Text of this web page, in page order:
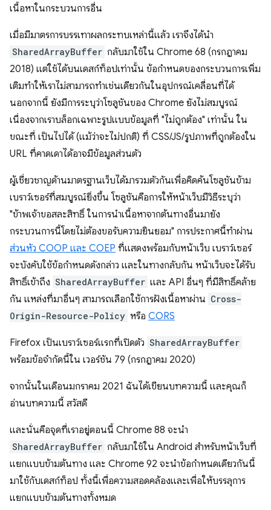
เนื้อหาในกระบวนการอื่น
เมื่อมีมาตรการบรรเทาผลกระทบเหล่านี้แล้ว เราจึงได้นำ
SharedArrayBuffer กลับมาใช้ใน Chrome 68 (กรกฎาคม
2018) แต่ใช้ได้บนเดสก์ท็อปเท่านั้น ข้อกำหนดของกระบวนการเพิ่ม
เติมทำให้เราไม่สามารถทำเช่นเดียวกันในอุปกรณ์เคลื่อนที่ได้
นอกจากนี้ ยังมีการระบุว่าโซลูชันของ Chrome ยังไม่สมบูรณ์
เนื่องจากเราบล็อกเฉพาะรูปแบบข้อมูลที่ "ไม่ถูกต้อง" เท่านั้น ใน
ขณะที่ เป็นไปได้ (แม้ว่าจะไม่ปกติ) ที่ CSS/JS/รูปภาพที่ถูกต้องใน
URL ที่คาดเดาได้อาจมีข้อมูลส่วนตัว
ผู้เชี่ยวชาญด้านมาตรฐานเว็บได้มารวมตัวกันเพื่อคิดค้นโซลูชันข้าม
เบราว์เซอร์ที่สมบูรณ์ยิ่งขึ้น โซลูชันคือการให้หน้าเว็บมีวิธีระบุว่า
"ข้าพเจ้าขอสละสิทธิ์ ในการนำเนื้อหาจากต้นทางอื่นมายัง
กระบวนการนี้โดยไม่ต้องขอรับความยินยอม" การประกาศนี้ทำผ่าน
ส่วนหัว COOP และ COEP ที่แสดงพร้อมกับหน้าเว็บ เบราว์เซอร์
จะบังคับใช้ข้อกำหนดดังกล่าว และในทางกลับกัน หน้าเว็บจะได้รับ
สิทธิ์เข้าถึง SharedArrayBuffer และ API อื่นๆ ที่มีสิทธิ์คล้าย
กัน แหล่งที่มาอื่นๆ สามารถเลือกใช้การฝังเนื้อหาผ่าน Cross-
Origin-Resource-Policy หรือ CORS
Firefox เป็นเบราว์เซอร์แรกที่เปิดตัว SharedArrayBuffer
พร้อมข้อจำกัดนี้ใน เวอร์ชัน 79 (กรกฎาคม 2020)
จากนั้นในเดือนมกราคม 2021 ฉันได้เขียนบทความนี้ และคุณก็
อ่านบทความนี้ สวัสดี
และนั่นคือจุดที่เราอยู่ตอนนี้ Chrome 88 จะนำ
SharedArrayBuffer กลับมาใช้ใน Android สำหรับหน้าเว็บที่
แยกแบบข้ามต้นทาง และ Chrome 92 จะนำข้อกำหนดเดียวกันนี้
มาใช้กับเดสก์ท็อป ทั้งนี้เพื่อความสอดคล้องและเพื่อให้บรรลุการ
แยกแบบข้ามต้นทางทั้งหมด